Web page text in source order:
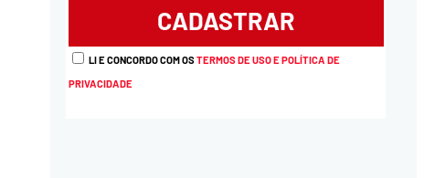
LI E CONCORDO COM OSTERMOS DE USO E POLÍTICA DE
PRIVACIDADE